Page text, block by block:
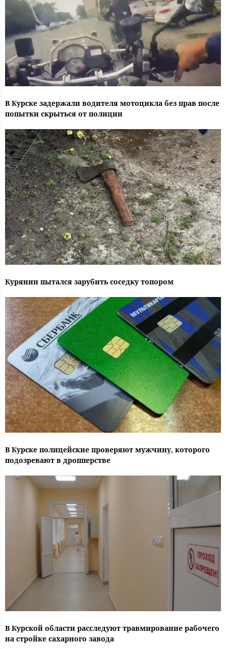
В Курске задержали водителя мотоцикла без прав после
попытки скрыться от полиции
Курянин пытался зарубить соседку топором
В Курске полицейские проверяют мужчину, которого
подозревают в дропперстве
В Курской области расследуют травмирование рабочего
на стройке сахарного завода